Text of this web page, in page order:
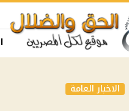
الاخبار العامة